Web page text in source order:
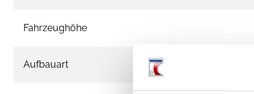
Fahrzeughöhe
Aufbauart